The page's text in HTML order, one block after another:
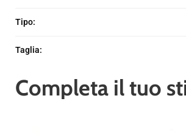
Tipo:
Taglia:
Completa il tuo